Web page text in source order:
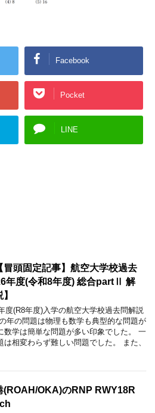
Facebook
Pocket
LINE
冒頭固定記事】航空大学校過去
年度(令和8年度) 総合partⅡ 解
度(R8年度)入学の航空大学校過去問解説
年の問題は物理も数学も典型的な問題が
数学は簡単な問題が多い印象でした。 一
は相変わらず難しい問題でした。 また、
(ROAH/OKA)のRNP RWY18R